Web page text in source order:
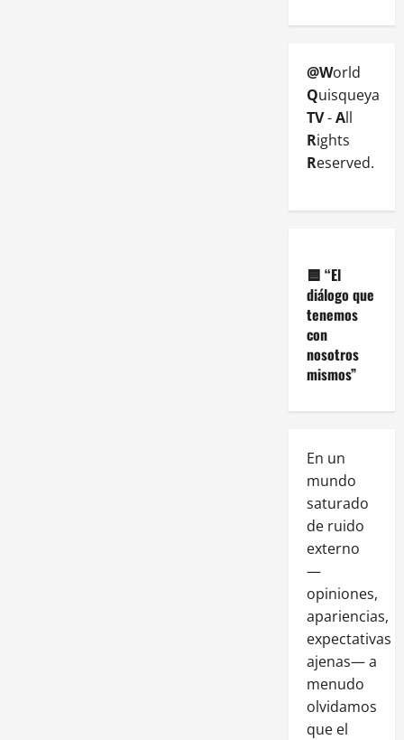
@World
Quisqueya
TV-All
Rights
Reserved.
🟦 “El
diálogo que
tenemos
con
nosotros
mismos”
En un
mundo
saturado
de ruido
externo
—
opiniones,
apariencias,
expectativas
ajenas— a
menudo
olvidamos
que el